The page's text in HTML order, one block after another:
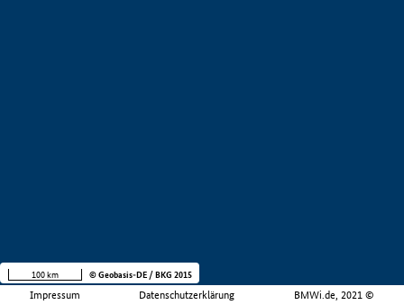
Impressum Datenschutzerklärung BMWi.de, 2021 ©
100 km © Geobasis-DE / BKG 2015